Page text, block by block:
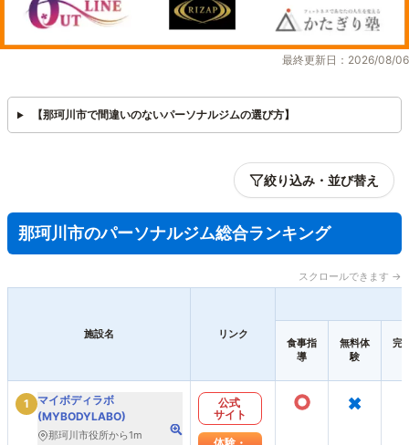
最終更新日：2026/08/06
【那珂川市で間違いのないパーソナルジムの選び方】
絞り込み・並び替え
那珂川市のパーソナルジム総合ランキング
スクロールできます →
施設名 リンク
食事指
導
無料体
験
完
1
マイボディラボ
(MYBODYLABO)
那珂川市役所から1m
公式
サイト
○ ×